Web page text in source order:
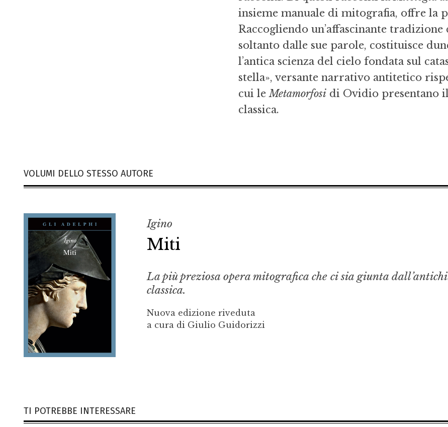
insieme manuale di mitografia, offre la
Raccogliendo un’affascinante
soltanto dalle sue parole, costituisce
l’antica scienza del cielo fondata sul
stella», versante narrativo antitetico
cui leMetamorfosidi Ovidio presentano
classica.
VOLUMI DELLO STESSO AUTORE
Igino
Miti
La più preziosa opera mitografica che ci sia giunta
classica.
Nuova edizione riveduta
a cura di Giulio Guidorizzi
TI POTREBBE INTERESSARE